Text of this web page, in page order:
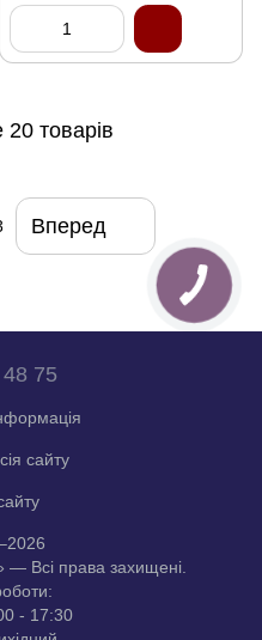
товарів
Вперед
75
сайту
Всі права захищені.
- 17:30